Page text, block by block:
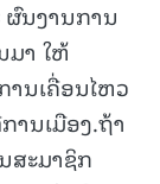
ນງານການ
ມາ ໃຫ້
ນເຄື່ອນໄຫວ
ນເມືອງ.ຖ້າ
ສະມາຊິກ